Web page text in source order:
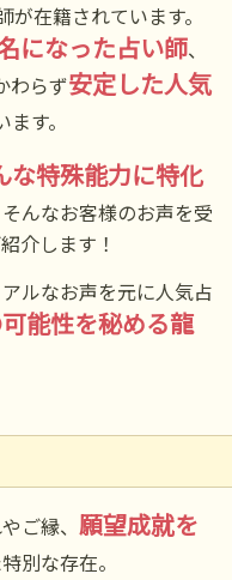
在籍されています。
になった占い師、
わらず安定した人気
す。
な特殊能力に特化
そんなお客様のお声を受
介します！
ルなお声を元に人気占
能性を秘める龍
ご縁、 願望成就を
別な存在。